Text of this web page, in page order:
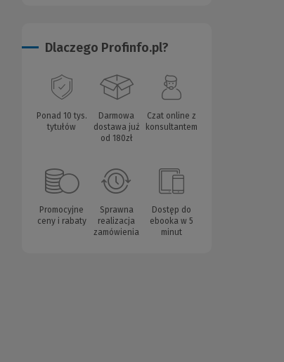
Dlaczego Profinfo.pl?
Ponad 10 tys.
tytułów
Darmowa
dostawa już
od 180zł
Czat online z
konsultantem
Promocyjne
ceny i rabaty
Sprawna
realizacja
zamówienia
Dostęp do
ebooka w 5
minut